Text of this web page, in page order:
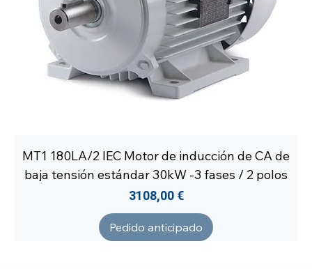
MT1 180LA/2 IEC Motor de inducción de CA de
baja tensión estándar 30kW -3 fases / 2 polos
Precio
3108,00 €
Pedido anticipado